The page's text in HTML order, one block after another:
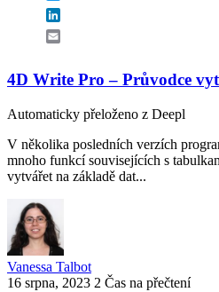
4D Write Pro – Průvodce
Automaticky přeloženo z Deepl
V několika posledních verzích
mnoho funkcí souvisejících s
vytvářet na základě dat...
Vanessa Talbot
16 srpna, 2023 2 Čas na přečtení